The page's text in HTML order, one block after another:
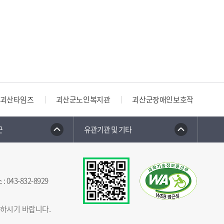
괴산타임즈 괴산군노인복지관 괴산군장애인보호작업장
유관기관 및 기타
:043-832-8929
시기 바랍니다.